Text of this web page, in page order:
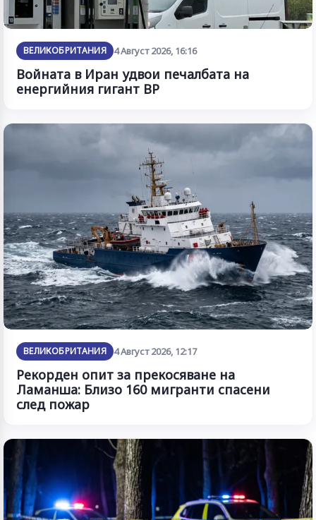
ВЕЛИКОБРИТАНИЯ 4 Август 2026, 16:16
Войната в Иран удвои печалбата на
енергийния гигант BP
ВЕЛИКОБРИТАНИЯ 4 Август 2026, 12:17
Рекорден опит за прекосяване на
Ламанша: Близо 160 мигранти спасени
след пожар